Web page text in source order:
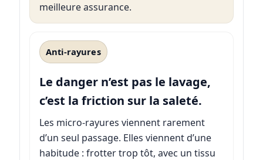
meilleure assurance.
Anti-rayures
Le danger n’est pas le lavage,
c’est la friction sur la saleté.
Les micro-rayures viennent rarement
d’un seul passage. Elles viennent d’une
habitude : frotter trop tôt, avec un tissu